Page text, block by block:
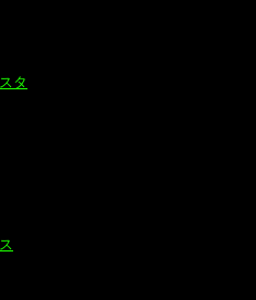
タ